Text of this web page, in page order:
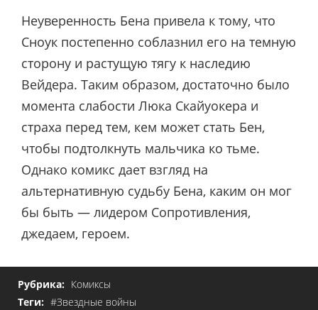
Неуверенность Бена привела к тому, что
Сноук постепенно соблазнил его на темную
сторону и растущую тягу к наследию
Вейдера. Таким образом, достаточно было
момента слабости Люка Скайуокера и
страха перед тем, кем может стать Бен,
чтобы подтолкнуть мальчика ко тьме.
Однако комикс дает взгляд на
альтернативную судьбу Бена, каким он мог
бы быть — лидером Сопротивления,
джедаем, героем.
Рубрика: Комиксы
Теги: #Звездные войны